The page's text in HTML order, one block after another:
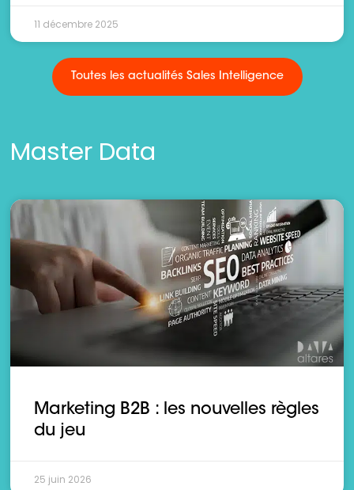
11 décembre 2025
Toutes les actualités Sales Intelligence
Master Data
Marketing B2B : les nouvelles règles
du jeu
25 juin 2026